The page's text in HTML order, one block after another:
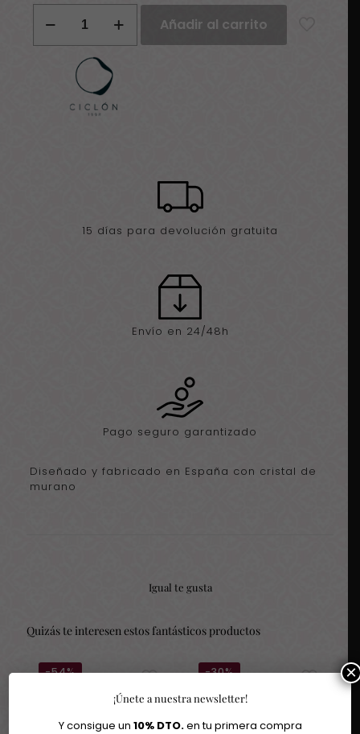
Ciclón
cantidad
Añadir al carrito
15 días para devolución gratuita
Envío en 24/48h
Pago seguro garantizado
Diseñado y fabricado en España con cristal de
murano
Igual te gusta
Quizás te interesen estos fantásticos productos
-54%
Agotado
-30%
Agotado
¡Únete a nuestra newsletter!
Y consigue un 10% DTO.en tu primera compra
×